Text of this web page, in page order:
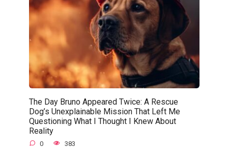
The Day Bruno Appeared Twice: A Rescue
Dog’s Unexplainable Mission That Left Me
Questioning What I Thought I Knew About
Reality
0 383